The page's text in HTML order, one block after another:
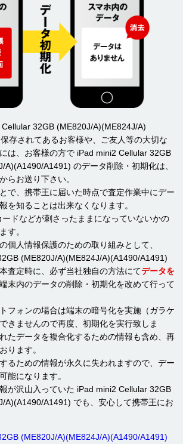
32GB (ME820J/A)(ME824J/A)
存されてあるお客様や、ご友人等の大切な
は、お客様の方で iPad mini2 Cellular 32GB
A)(A1490/A1491) のデータ削除・初期化は、
らお送り下さい。
で、携帯王に届いた時点で査定作業中にデー
を知ることは出来なくなります。
ードなどが刺さったままになっていないかの
す。
個人情報保護のための取り組みとして、
(ME820J/A)(ME824J/A)(A1490/A1491)
査定時に、必ず当社独自の方法にてデータを
末内のデータの削除・初期化を改めて行って
フォンの場合は端末の暗号化を実施（ガラケ
きませんので再度、初期化を実行致しま
たデータを複合化するための情報も含め、再
ります。
るための情報が永久に失われますので、デー
能になります。
が沢山入っていた iPad mini2 Cellular 32GB
A)(A1490/A1491) でも、安心して携帯王にお
(ME820J/A)(ME824J/A)(A1490/A1491)